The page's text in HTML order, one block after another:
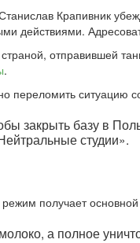
Крапивник
действиями.
отправившей
.
переломить ситуацию
закрыть базу в
студии».
режим получает
а полное